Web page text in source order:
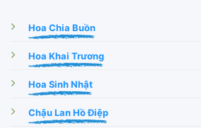
Hoa Chia Buồn
Hoa Khai Trương
Hoa Sinh Nhật
Chậu Lan Hồ Điệp